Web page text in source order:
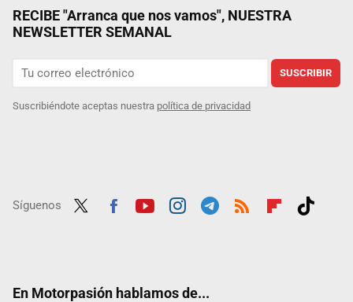
RECIBE "Arranca que nos vamos", NUESTRA
NEWSLETTER SEMANAL
SUSCRIBIR
Suscribiéndote aceptas nuestra política de privacidad
Síguenos
En Motorpasión hablamos de...